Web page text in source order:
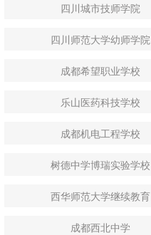
四川城市技师学院
四川师范大学幼师学院
成都希望职业学校
乐山医药科技学校
成都机电工程学校
树德中学博瑞实验学校
西华师范大学继续教育
成都西北中学